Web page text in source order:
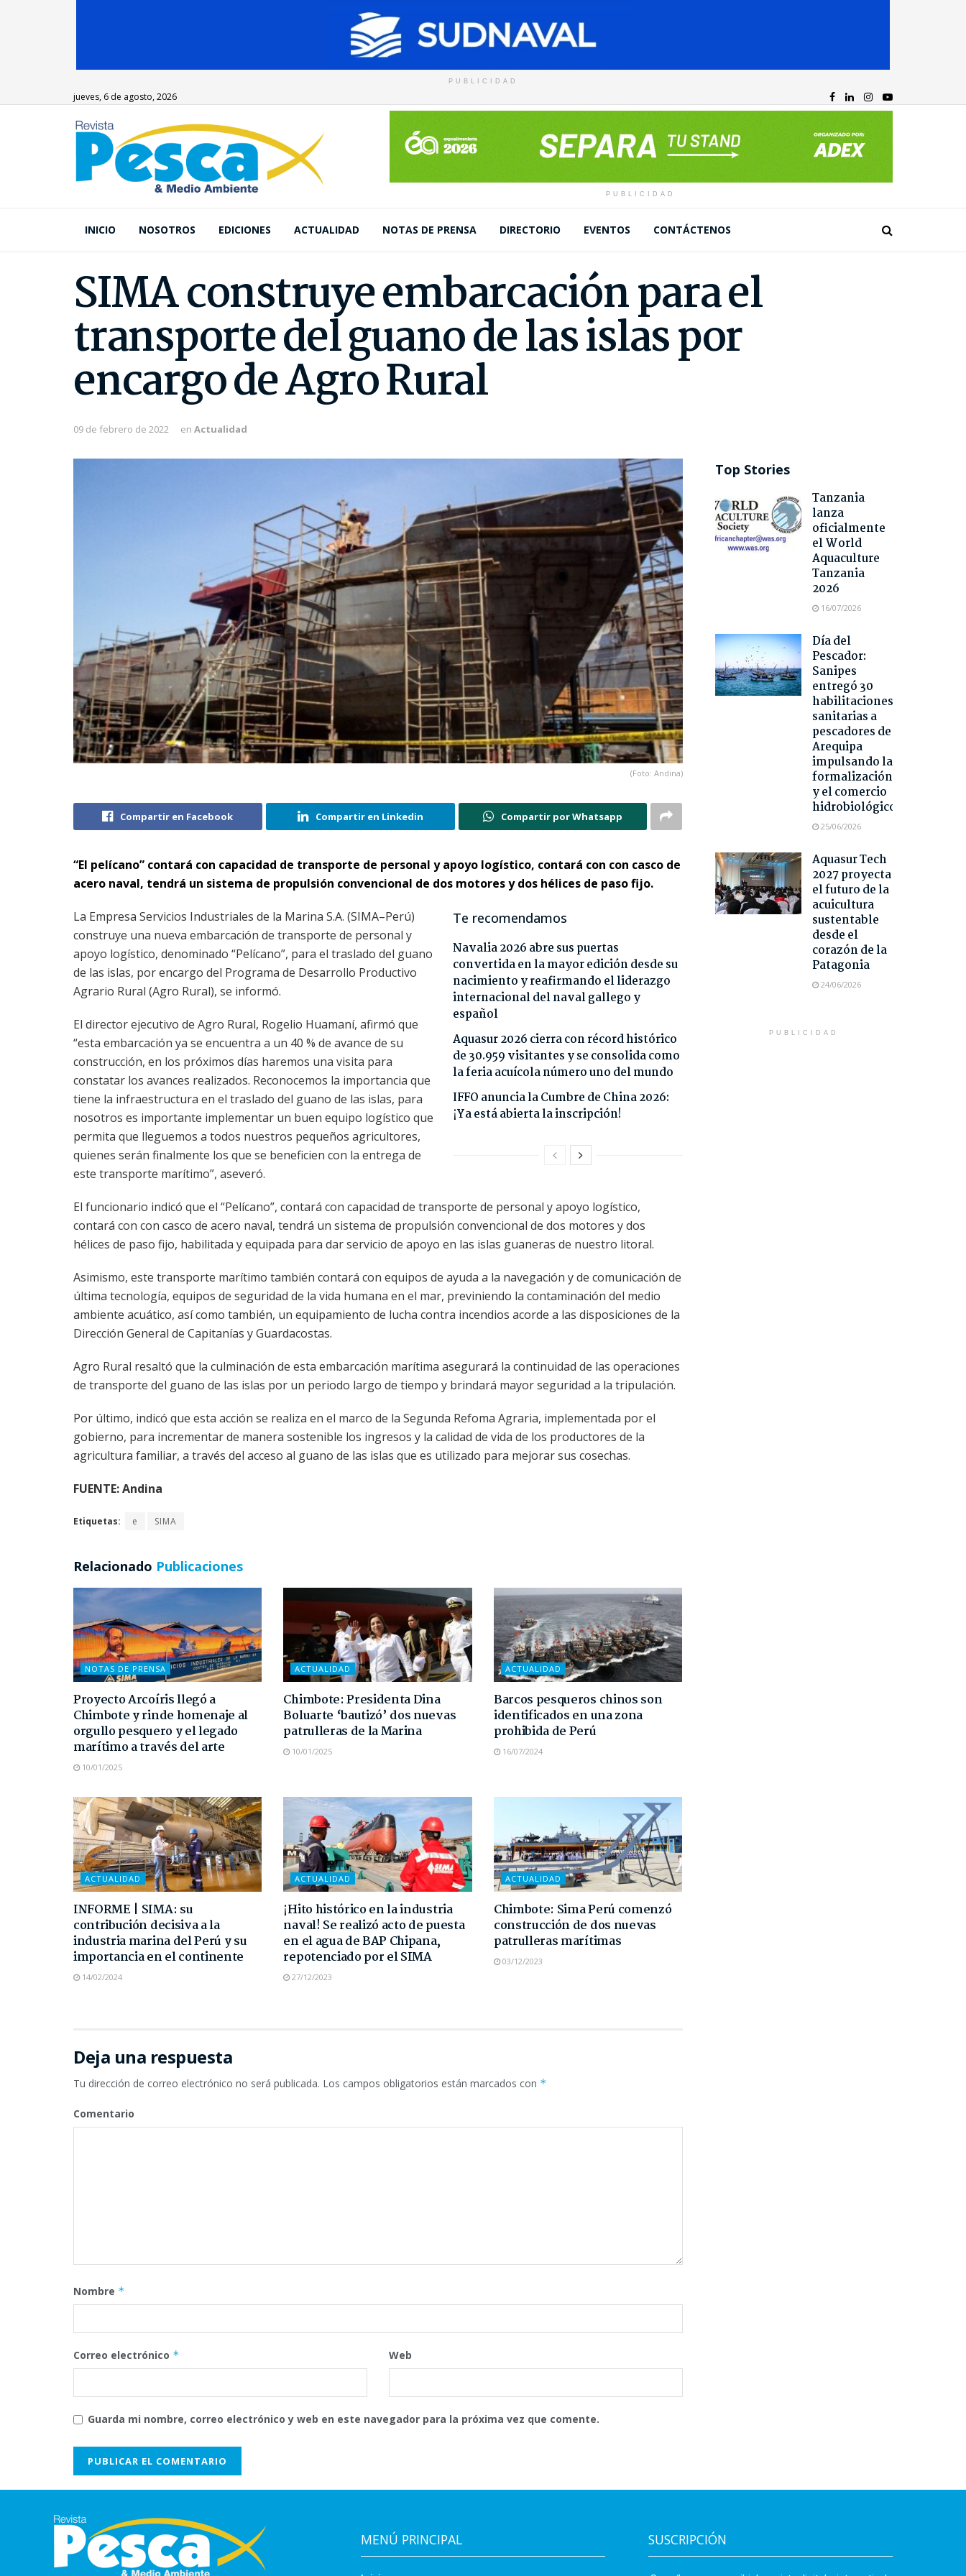
PUBLICIDAD
jueves, 6 de agosto, 2026
PUBLICIDAD
INICIO NOSOTROS EDICIONES ACTUALIDAD NOTAS DE PRENSA DIRECTORIO EVENTOS CONTÁCTENOS
SIMA construye embarcación para el
transporte del guano de las islas por
encargo de Agro Rural
09 de febrero de 2022 en Actualidad
(Foto: Andina)
Compartir en Facebook Compartir en Linkedin Compartir por Whatsapp
“El pelícano” contará con capacidad de transporte de personal y apoyo logístico, contará con con casco de
acero naval, tendrá un sistema de propulsión convencional de dos motores y dos hélices de paso fijo.
Te recomendamos
Navalia 2026 abre sus puertas
convertida en la mayor edición desde su
nacimiento y reafirmando el liderazgo
internacional del naval gallego y
español
Aquasur 2026 cierra con récord histórico
de 30.959 visitantes y se consolida como
la feria acuícola número uno del mundo
IFFO anuncia la Cumbre de China 2026:
¡Ya está abierta la inscripción!
La Empresa Servicios Industriales de la Marina S.A. (SIMA–Perú)
construye una nueva embarcación de transporte de personal y
apoyo logístico, denominado “Pelícano”, para el traslado del guano
de las islas, por encargo del Programa de Desarrollo Productivo
Agrario Rural (Agro Rural), se informó.
El director ejecutivo de Agro Rural, Rogelio Huamaní, afirmó que
“esta embarcación ya se encuentra a un 40 % de avance de su
construcción, en los próximos días haremos una visita para
constatar los avances realizados. Reconocemos la importancia que
tiene la infraestructura en el traslado del guano de las islas, para
nosotros es importante implementar un buen equipo logístico que
permita que lleguemos a todos nuestros pequeños agricultores,
quienes serán finalmente los que se beneficien con la entrega de
este transporte marítimo”, aseveró.
El funcionario indicó que el “Pelícano”, contará con capacidad de transporte de personal y apoyo logístico,
contará con con casco de acero naval, tendrá un sistema de propulsión convencional de dos motores y dos
hélices de paso fijo, habilitada y equipada para dar servicio de apoyo en las islas guaneras de nuestro litoral.
Asimismo, este transporte marítimo también contará con equipos de ayuda a la navegación y de comunicación de
última tecnología, equipos de seguridad de la vida humana en el mar, previniendo la contaminación del medio
ambiente acuático, así como también, un equipamiento de lucha contra incendios acorde a las disposiciones de la
Dirección General de Capitanías y Guardacostas.
Agro Rural resaltó que la culminación de esta embarcación marítima asegurará la continuidad de las operaciones
de transporte del guano de las islas por un periodo largo de tiempo y brindará mayor seguridad a la tripulación.
Por último, indicó que esta acción se realiza en el marco de la Segunda Refoma Agraria, implementada por el
gobierno, para incrementar de manera sostenible los ingresos y la calidad de vida de los productores de la
agricultura familiar, a través del acceso al guano de las islas que es utilizado para mejorar sus cosechas.
FUENTE: Andina
Etiquetas: e SIMA
Relacionado Publicaciones
NOTAS DE PRENSA
Proyecto Arcoíris llegó a
Chimbote y rinde homenaje al
orgullo pesquero y el legado
marítimo a través del arte
10/01/2025
ACTUALIDAD
Chimbote: Presidenta Dina
Boluarte ‘bautizó’ dos nuevas
patrulleras de la Marina
10/01/2025
ACTUALIDAD
Barcos pesqueros chinos son
identificados en una zona
prohibida de Perú
16/07/2024
ACTUALIDAD
INFORME | SIMA: su
contribución decisiva a la
industria marina del Perú y su
importancia en el continente
14/02/2024
ACTUALIDAD
¡Hito histórico en la industria
naval! Se realizó acto de puesta
en el agua de BAP Chipana,
repotenciado por el SIMA
27/12/2023
ACTUALIDAD
Chimbote: Sima Perú comenzó
construcción de dos nuevas
patrulleras marítimas
03/12/2023
Deja una respuesta
Tu dirección de correo electrónico no será publicada. Los campos obligatorios están marcados con *
Comentario
Nombre *
Correo electrónico * Web
Guarda mi nombre, correo electrónico y web en este navegador para la próxima vez que comente.
Top Stories
Tanzania
lanza
oficialmente
el World
Aquaculture
Tanzania
2026
16/07/2026
Día del
Pescador:
Sanipes
entregó 30
habilitaciones
sanitarias a
pescadores de
Arequipa
impulsando la
formalización
y el comercio
hidrobiológico
25/06/2026
Aquasur Tech
2027 proyecta
el futuro de la
acuicultura
sustentable
desde el
corazón de la
Patagonia
24/06/2026
PUBLICIDAD
MENÚ PRINCIPAL SUSCRIPCIÓN